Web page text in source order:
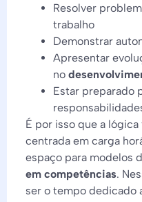
Resolver
trabalho
Demonstrar
Apresentar
no
Estar preparado
É por isso que a
centrada em carga
espaço para modelos
em competências.
ser o tempo dedicado